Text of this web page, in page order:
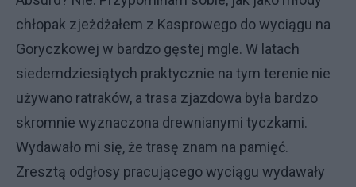
chłopak zjeżdżałem z Kasprowego do wyciągu na
Goryczkowej w bardzo gęstej mgle. W latach
siedemdziesiątych praktycznie na tym terenie nie
używano ratraków, a trasa zjazdowa była bardzo
skromnie wyznaczona drewnianymi tyczkami.
Wydawało mi się, że trasę znam na pamięć.
Zresztą odgłosy pracującego wyciągu wydawały